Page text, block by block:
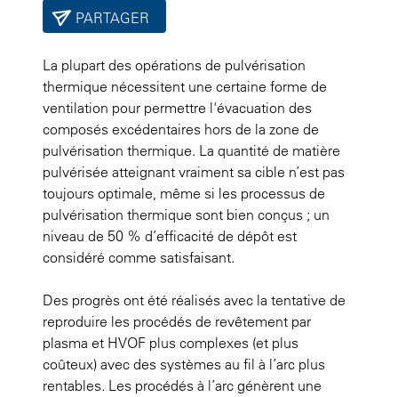
PARTAGER
La plupart des opérations de pulvérisation
thermique nécessitent une certaine forme de
ventilation pour permettre l'évacuation des
composés excédentaires hors de la zone de
pulvérisation thermique. La quantité de matière
pulvérisée atteignant vraiment sa cible n’est pas
toujours optimale, même si les processus de
pulvérisation thermique sont bien conçus ; un
niveau de 50 % d’efficacité de dépôt est
considéré comme satisfaisant.
Des progrès ont été réalisés avec la tentative de
reproduire les procédés de revêtement par
plasma et HVOF plus complexes (et plus
coûteux) avec des systèmes au fil à l’arc plus
rentables. Les procédés à l’arc génèrent une